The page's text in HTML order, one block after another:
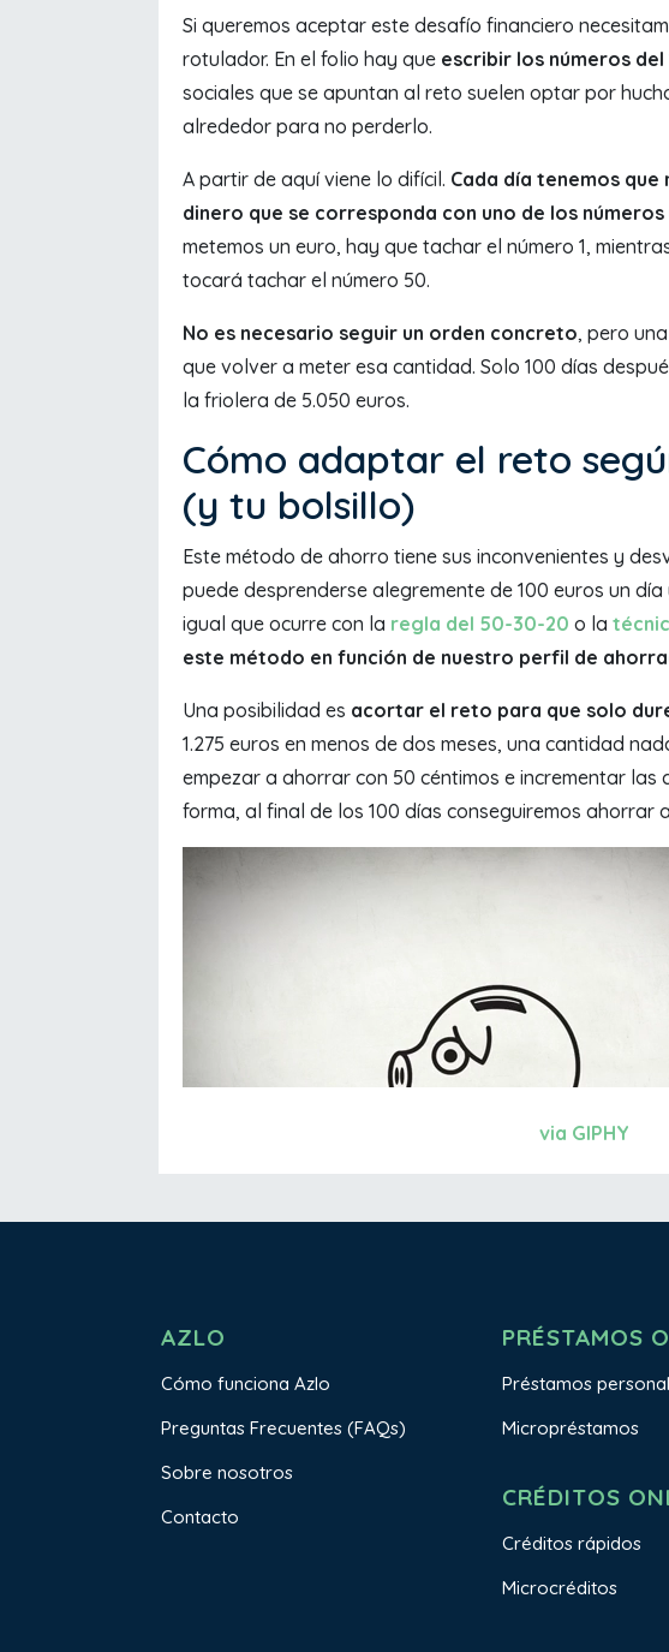
Si queremos aceptar este desafío financiero
rotulador. En el folio hay que escribir los números del
sociales que se apuntan al reto suelen optar por
alrededor para no perderlo.
A partir de aquí viene lo difícil. Cada día tenemos que
dinero que se corresponda con uno de los números
metemos un euro, hay que tachar el número 1,
tocará tachar el número 50.
No es necesario seguir un orden concreto, pero
que volver a meter esa cantidad. Solo 100 días
la friolera de 5.050 euros.
Cómo adaptar el reto
(y tu bolsillo)
Este método de ahorro tiene sus inconvenientes y
puede desprenderse alegremente de 100 euros un
igual que ocurre con la regla del 50-30-20 o la
este método en función de nuestro perfil de
Una posibilidad es acortar el reto para que solo
1.275 euros en menos de dos meses, una cantidad
empezar a ahorrar con 50 céntimos e incrementar las
forma, al final de los 100 días conseguiremos ahorrar
via GIPHY
AZLO
Cómo funciona Azlo
Preguntas Frecuentes (FAQs)
Sobre nosotros
Contacto
PRÉSTAMOS
Préstamos
Micropréstamos
CRÉDITOS
Créditos rápidos
Microcréditos